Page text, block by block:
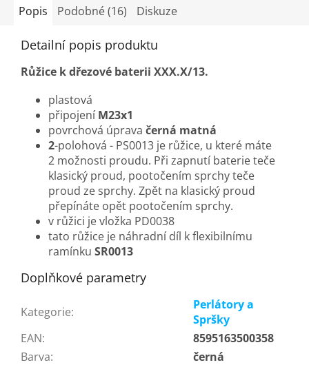
Popis Podobné (16) Diskuze
Detailní popis produktu
Růžice k dřezové baterii XXX.X/13.
plastová
připojení M23x1
povrchová úprava černá matná
2-polohová - PS0013 je růžice, u které máte
2 možnosti proudu. Při zapnutí baterie teče
klasický proud, pootočením sprchy teče
proud ze sprchy. Zpět na klasický proud
přepínáte opět pootočením sprchy.
v růžici je vložka PD0038
tato růžice je náhradní díl k flexibilnímu
ramínku SR0013
Doplňkové parametry
Kategorie:
Perlátory a
Spršky
EAN:
8595163500358
Barva:
černá